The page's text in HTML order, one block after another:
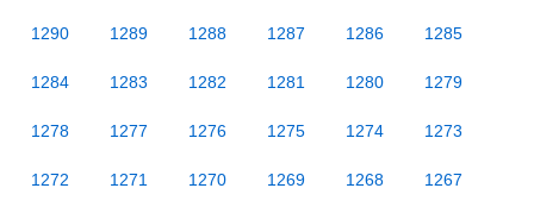
1290 1289 1288 1287 1286 1285
1284 1283 1282 1281 1280 1279
1278 1277 1276 1275 1274 1273
1272 1271 1270 1269 1268 1267